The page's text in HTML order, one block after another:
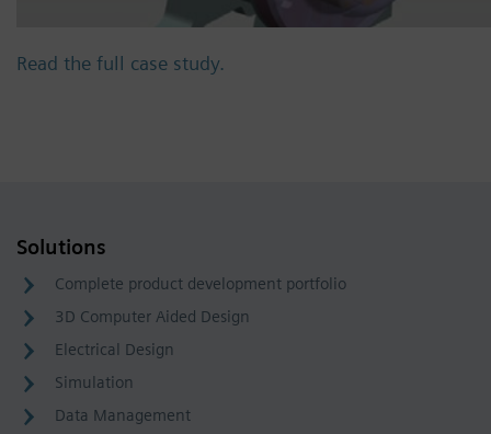
Read the full case study.
Solutions
Complete product development portfolio
3D Computer Aided Design
Electrical Design
Simulation
Data Management